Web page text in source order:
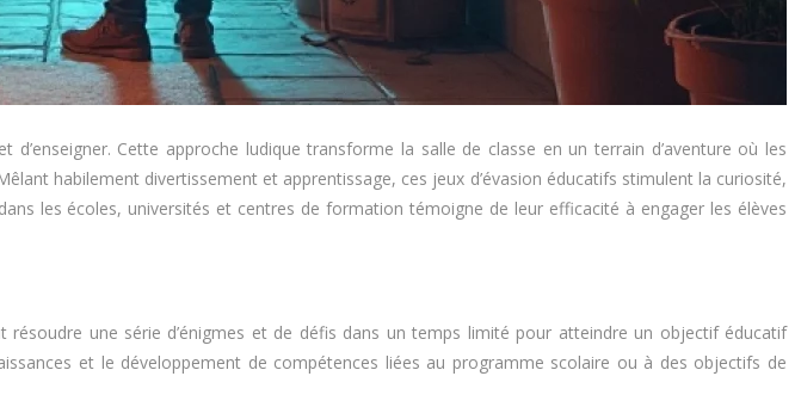
Cette approche ludique transforme la salle de classe en un terrain d’aventure où les
habilement divertissement et apprentissage, ces jeux d’évasion éducatifs stimulent la curiosité,
les écoles, universités et centres de formation témoigne de leur efficacité à engager les élèves
une série d’énigmes et de défis dans un temps limité pour atteindre un objectif éducatif
et le développement de compétences liées au programme scolaire ou à des objectifs de